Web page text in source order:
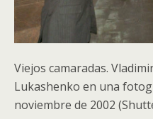
Viejos camaradas.
Lukashenko en una
noviembre de 2002